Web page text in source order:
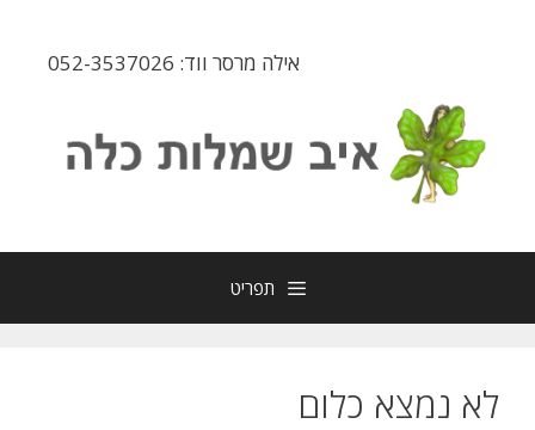
אילה מרסר ווד: 052-3537026
תפריט
לא נמצא כלום